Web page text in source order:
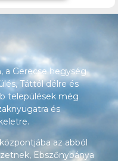
a Gerecse hegység
Táttól délre és
települések még
és
az abból
Ebszőnybánya